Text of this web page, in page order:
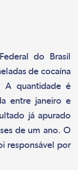
do Brasil
de cocaína
A quantidade é
entre janeiro e
já apurado
de um ano. O
responsável por